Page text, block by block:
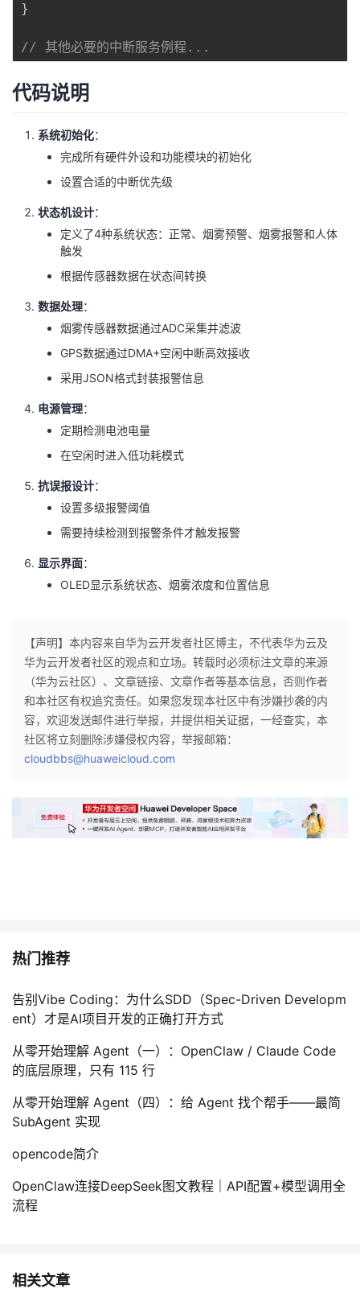
}
// 其他必要的中断服务例程...
代码说明
系统初始化：
完成所有硬件外设和功能模块的初始化
设置合适的中断优先级
状态机设计：
定义了4种系统状态：正常、烟雾预警、烟雾报警和人体
触发
根据传感器数据在状态间转换
数据处理：
烟雾传感器数据通过ADC采集并滤波
GPS数据通过DMA+空闲中断高效接收
采用JSON格式封装报警信息
电源管理：
定期检测电池电量
在空闲时进入低功耗模式
抗误报设计：
设置多级报警阈值
需要持续检测到报警条件才触发报警
显示界面：
OLED显示系统状态、烟雾浓度和位置信息
【声明】本内容来自华为云开发者社区博主，不代表华为云及
华为云开发者社区的观点和立场。转载时必须标注文章的来源
（华为云社区）、文章链接、文章作者等基本信息，否则作者
和本社区有权追究责任。如果您发现本社区中有涉嫌抄袭的内
容，欢迎发送邮件进行举报，并提供相关证据，一经查实，本
社区将立刻删除涉嫌侵权内容，举报邮箱：
cloudbbs@huaweicloud.com
热门推荐
告别Vibe Coding：为什么SDD（Spec-Driven Developm
ent）才是AI项目开发的正确打开方式
从零开始理解 Agent（一）：OpenClaw / Claude Code
的底层原理，只有 115 行
从零开始理解 Agent（四）：给 Agent 找个帮手——最简
SubAgent 实现
opencode简介
OpenClaw连接DeepSeek图文教程｜API配置+模型调用全
流程
相关文章